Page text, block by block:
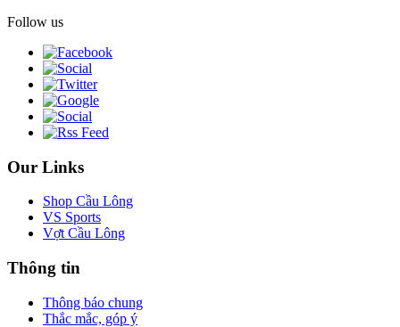
Follow us
Our Links
Shop Cầu Lông
VS Sports
Vợt Cầu Lông
Thông tin
Thông báo chung
Thắc mắc, góp ý